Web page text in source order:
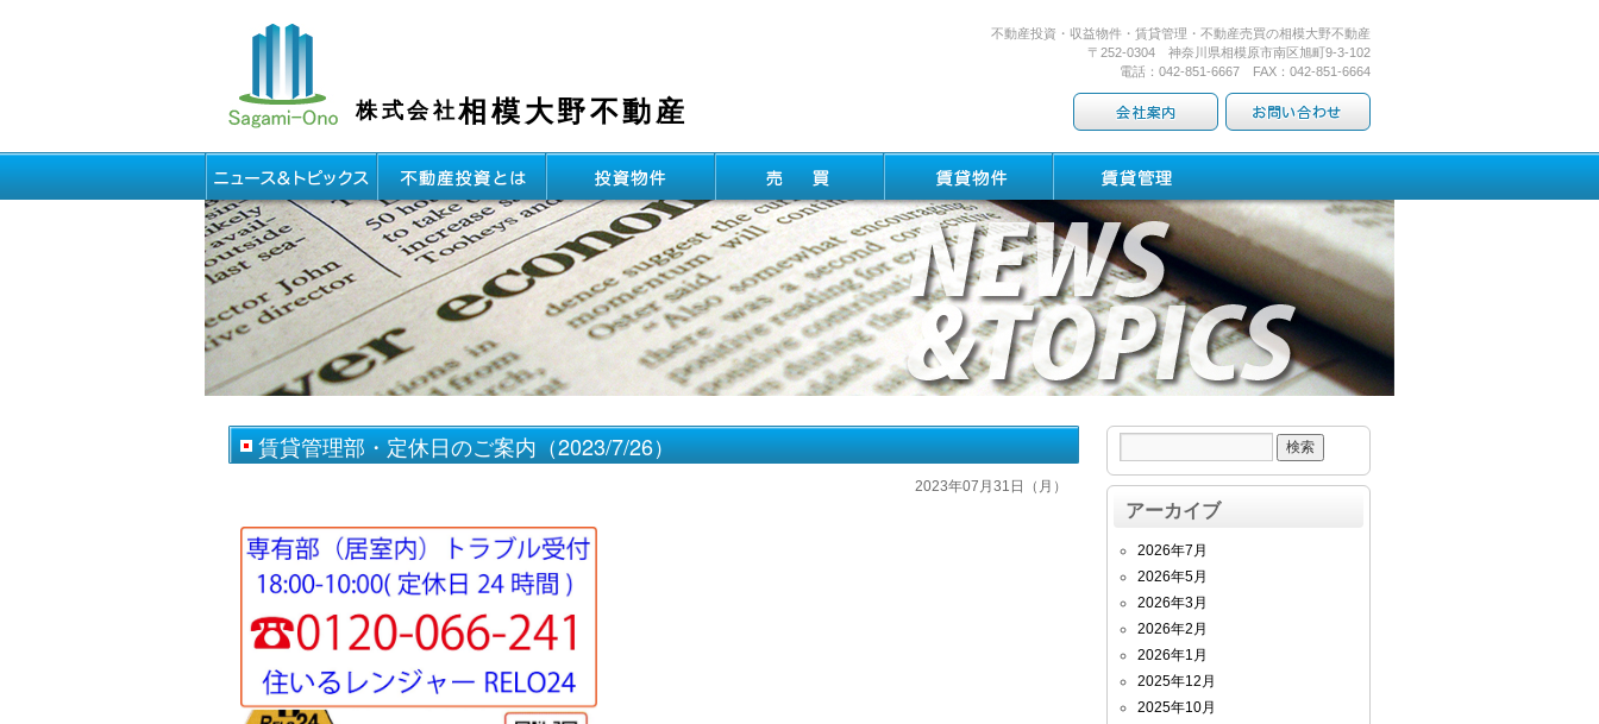
株式会社相模大野不動産
不動産投資・収益物件・賃貸管理・不動産売買の相模大野不動産
〒252-0304 神奈川県相模原市南区旭町9-3-102
電話：042-851-6667 FAX：042-851-6664
賃貸管理部・定休日のご案内（2023/7/26）
2023年07月31日（月）
アーカイブ
2026年7月
2026年5月
2026年3月
2026年2月
2026年1月
2025年12月
2025年10月